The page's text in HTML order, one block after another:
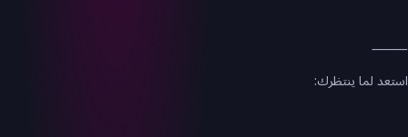
⸻
استعد لما ينتظرك: